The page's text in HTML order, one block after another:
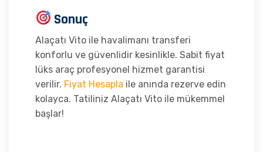
Sonuç
Alaçatı Vito ile havalimanı transferi
konforlu ve güvenlidir kesinlikle. Sabit fiyat
lüks araç profesyonel hizmet garantisi
verilir. Fiyat Hesapla ile anında rezerve edin
kolayca. Tatiliniz Alaçatı Vito ile mükemmel
başlar!